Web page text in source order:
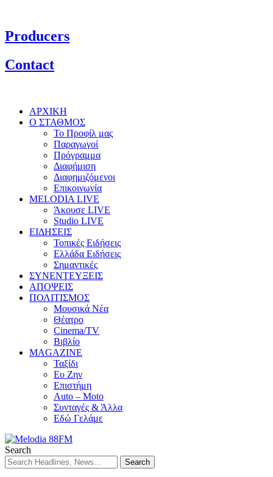
Producers
Contact
ΑΡΧΙΚΗ
Ο ΣΤΑΘΜΟΣ
Το Προφίλ μας
Παραγωγοί
Πρόγραμμα
Διαφήμιση
Διαφημιζόμενοι
Επικοινωνία
MELODIA LIVE
Άκουσε LIVE
Studio LIVE
ΕΙΔΗΣΕΙΣ
Τοπικές Ειδήσεις
Ελλάδα Ειδήσεις
Σημαντικές
ΣΥΝΕΝΤΕΥΞΕΙΣ
ΑΠΟΨΕΙΣ
ΠΟΛΙΤΙΣΜΟΣ
Μουσικά Νέα
Θέατρο
Cinema/TV
Βιβλίο
MAGAZINE
Ταξίδι
Ευ Ζην
Επιστήμη
Auto – Moto
Συνταγές & Άλλα
Εδώ Γελάμε
Search